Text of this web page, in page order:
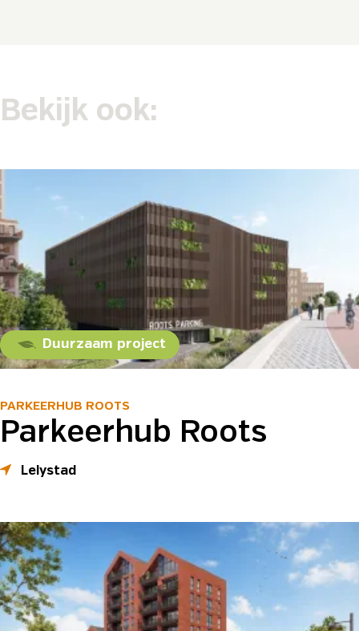
Bekijk ook:
Duurzaam project
PARKEERHUB ROOTS
Parkeerhub Roots
Lelystad